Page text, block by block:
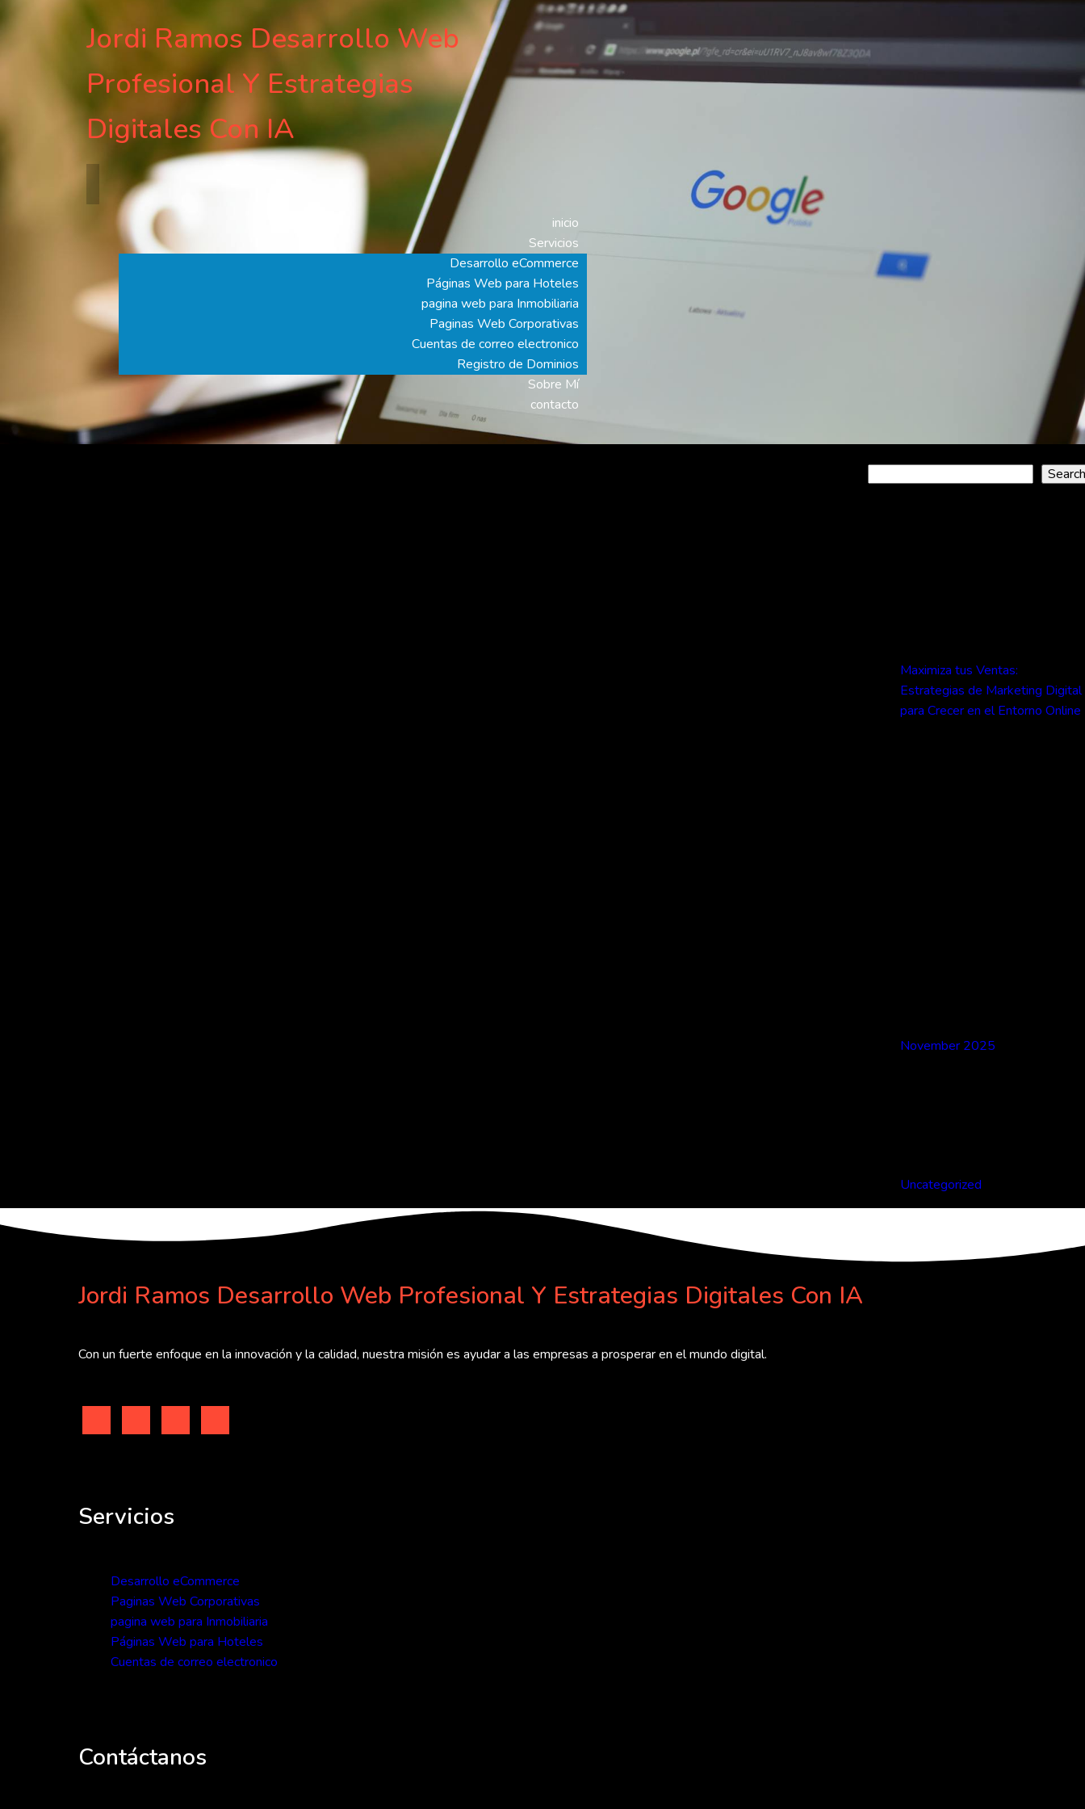
Jordi Ramos Desarrollo Web
Profesional Y Estrategias
Digitales Con IA
inicio
Servicios
Desarrollo eCommerce
Páginas Web para Hoteles
pagina web para Inmobiliaria
Paginas Web Corporativas
Cuentas de correo electronico
Registro de Dominios
Sobre Mí
contacto
Maximiza tus Ventas:
Estrategias de Marketing Digital
para Crecer en el Entorno Online
November 2025
Uncategorized
Jordi Ramos Desarrollo Web Profesional Y Estrategias Digitales Con IA
Con un fuerte enfoque en la innovación y la calidad, nuestra misión es ayudar a las empresas a prosperar en el mundo digital.
Servicios
Desarrollo eCommerce
Paginas Web Corporativas
pagina web para Inmobiliaria
Páginas Web para Hoteles
Cuentas de correo electronico
Contáctanos